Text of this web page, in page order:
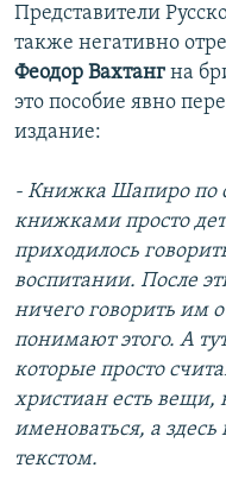
Представители
также негативно
Феодор Вахтанг на
это пособие явно
издание:
- Книжка Шапиро по
книжками просто
приходилось
воспитании. После
ничего говорить им
понимают этого. А
которые просто
христиан есть
именоваться, а
текстом.